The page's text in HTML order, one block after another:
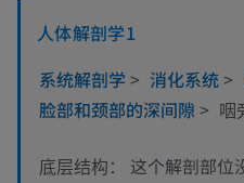
人体解剖学1
系统解剖学 > 消化系统>
脸部和颈部的深间隙> 咽
底层结构： 这个解剖部位